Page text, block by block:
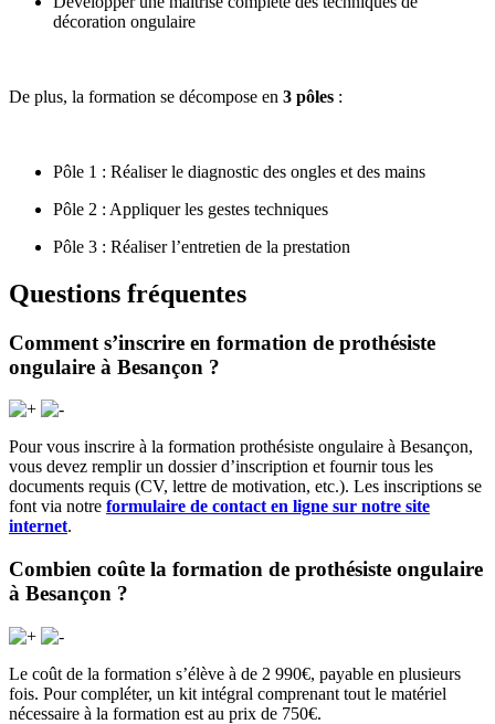
décoration ongulaire
De plus, la formation se décompose en 3 pôles :
Pôle 1 : Réaliser le diagnostic des ongles et des mains
Pôle 2 : Appliquer les gestes techniques
Pôle 3 : Réaliser l’entretien de la prestation
Questions fréquentes
Comment s’inscrire en formation de prothésiste
ongulaire à Besançon ?
Pour vous inscrire à la formation prothésiste ongulaire à Besançon,
vous devez remplir un dossier d’inscription et fournir tous les
documents requis (CV, lettre de motivation, etc.). Les inscriptions se
font via notre formulaire de contact en ligne sur notre site
internet.
Combien coûte la formation de prothésiste ongulaire
à Besançon ?
Le coût de la formation s’élève à de 2 990€, payable en plusieurs
fois. Pour compléter, un kit intégral comprenant tout le matériel
nécessaire à la formation est au prix de 750€.